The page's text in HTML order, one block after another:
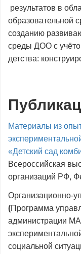
результатов в
образовательной
созданию
среды ДОО с
детства:
Материалы из
«Детский сад
Всероссийская
организаций РФ,
Организационно-
(Программа
администрации
социальной